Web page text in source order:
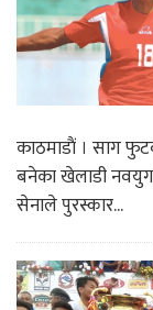
काठमाडाैं । साग
बनेका खेलाडी नवयुग
सेनाले पुरस्कार...